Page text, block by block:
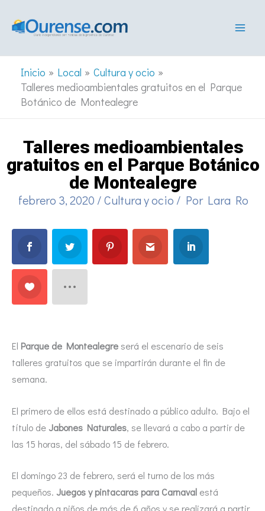
Inicio Local
Cultura y ocio
Talleres medioambientales gratuitos en el Parque
Botánico de Montealegre
Talleres medioambientales
gratuitos en el Parque Botánico
de Montealegre
febrero 3, 2020 /Cultura y ocio / Por Lara Ro
El Parque de Montealegreserá el escenario de seis
talleres gratuitos que se impartirán durante el fin de
semana.
El primero de ellos está destinado a público adulto. Bajo el
título deJabones Naturales, se llevará a cabo a partir de
las 15 horas, del sábado 15 de febrero.
El domingo 23 de febrero, será el turno de los más
pequeños. Juegos y pintacaras para Carnaval está